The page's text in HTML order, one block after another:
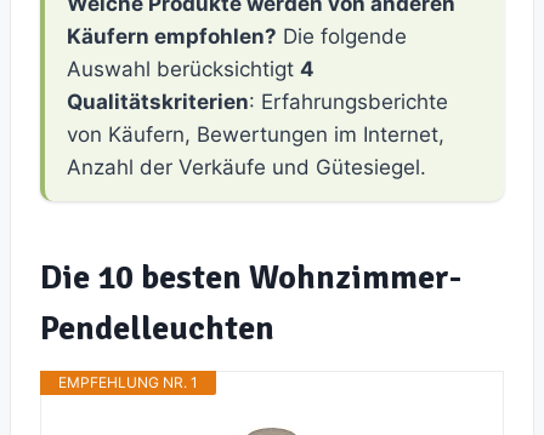
Käufern empfohlen? Die folgende
Auswahl berücksichtigt 4
Qualitätskriterien: Erfahrungsberichte
von Käufern, Bewertungen im Internet,
Anzahl der Verkäufe und Gütesiegel.
Die 10 besten Wohnzimmer-
Pendelleuchten
EMPFEHLUNG NR. 1